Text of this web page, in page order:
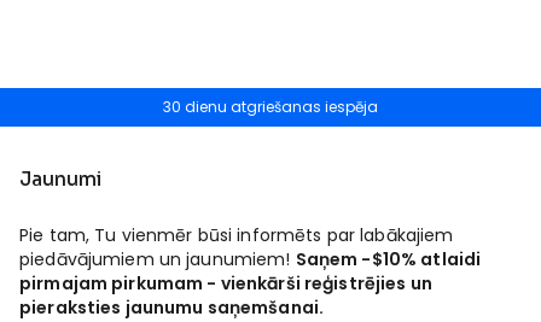
30 dienu atgriešanas iespēja
Jaunumi
Pie tam, Tu vienmēr būsi informēts par labākajiem
piedāvājumiem un jaunumiem! Saņem -$10% atlaidi
pirmajam pirkumam - vienkārši reģistrējies un
pieraksties jaunumu saņemšanai.